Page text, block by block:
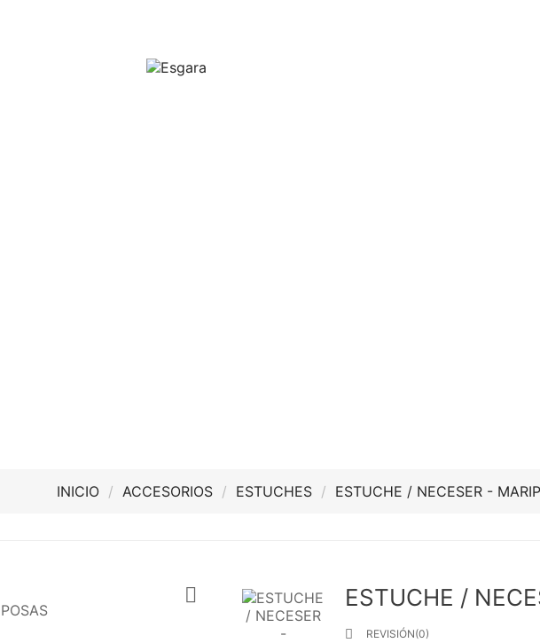
INICIO
ACCESORIOS ESTUCHES ESTUCHE / NECESER -
 ESTUCHE /

REVISIÓN(0)